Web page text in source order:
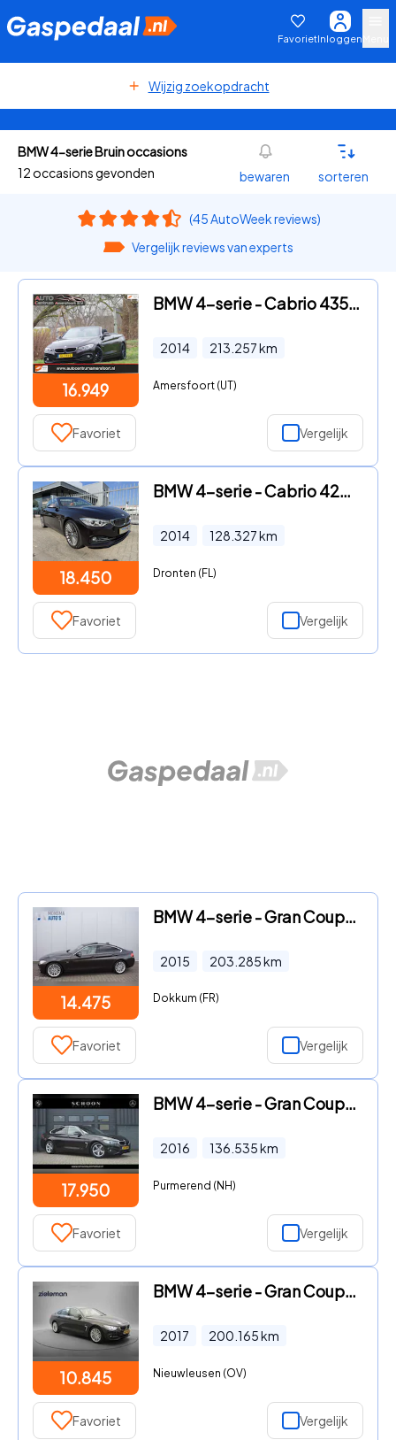
FavorietInloggen
Wijzig zoekopdracht
BMW 4-serie Bruin occasions
12 occasions gevonden
bewaren sorteren
(45 AutoWeek reviews)
Vergelijk reviews van experts
16.949
BMW 4-serie - Cabrio 435i High Executive ( INRUIL MOGELIJK )
2014 213.257km
Amersfoort (UT)
Favoriet Vergelijk
18.450
BMW 4-serie - Cabrio 428i High Executive Aut leer, nekverwarming , keyles
2014 128.327km
Dronten (FL)
Favoriet Vergelijk
14.475
BMW 4-serie - Gran Coupé 420i High Executive
2015 203.285km
Dokkum (FR)
Favoriet Vergelijk
17.950
BMW 4-serie - Gran Coupé 430i Centennial High Executive
2016 136.535km
Purmerend (NH)
Favoriet Vergelijk
10.845
BMW 4-serie - Gran Coupe 418i Centennial Executive - Nav
2017 200.165km
Nieuwleusen (OV)
Favoriet Vergelijk